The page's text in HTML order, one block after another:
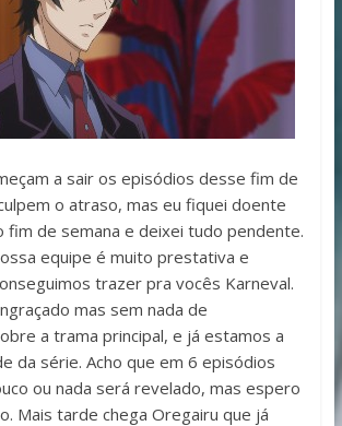
a sair os episódios desse fim de
o atraso, mas eu fiquei doente
fim de semana e deixei tudo pendente.
equipe é muito prestativa e
trazer pra vocês Karneval.
mas sem nada de
a trama principal, e já estamos a
da série. Acho que em 6 episódios
ou nada será revelado, mas espero
Mais tarde chega Oregairu que já